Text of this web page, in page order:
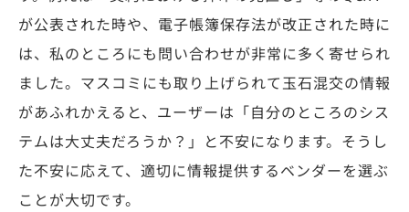
が公表された時や、電子帳簿保存法が改正された時に
は、私のところにも問い合わせが非常に多く寄せられ
ました。マスコミにも取り上げられて玉石混交の情報
があふれかえると、ユーザーは「自分のところのシス
テムは大丈夫だろうか？」と不安になります。そうし
た不安に応えて、適切に情報提供するベンダーを選ぶ
ことが大切です。